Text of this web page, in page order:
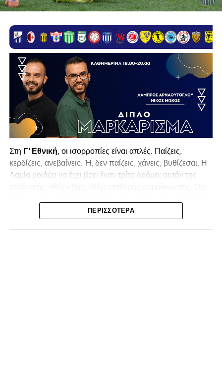
Στη Γ’ Εθνική, οι ισορροπίες είναι απλές. Παίζεις,
κερδίζεις, ανεβαίνεις. Ή, δεν παίζεις, χάνεις, βυθίζεσαι. Η
Λαμία μοιάζει να έχει βρει έναν τρίτο δρόμο: αυτόν της
της κατηγορίας. Της συρρίκνωσης της ίδιας της
ΠΕΡΙΣΣΌΤΕΡΑ